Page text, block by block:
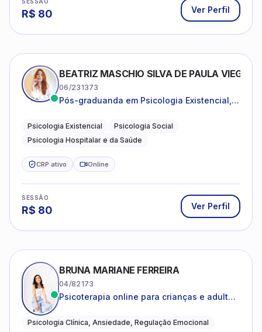
SESSÃO
R$ 80 Ver Perfil
BEATRIZ MASCHIO SILVA DE PAULA VIEGAS
06/231373
Pós-graduanda em Psicologia Existencial,
da Saúde.
Psicologia Existencial
Psicologia Social
Psicologia Hospitalar e da Saúde
CRP ativo Online
SESSÃO
R$ 80 Ver Perfil
BRUNA MARIANE FERREIRA
04/82173
Psicoterapia online para crianças e adultos
reduzir a ansiedade e construir uma vida
Psicologia Clínica, Ansiedade, Regulação Emocional